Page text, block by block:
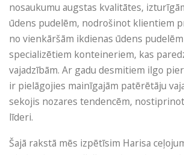
nosaukumu augstas kvalitātes,
ūdens pudelēm, nodrošinot klientiem
no vienkāršām ikdienas ūdens
specializētiem konteineriem, kas
vajadzībām. Ar gadu desmitiem ilgo
ir pielāgojies mainīgajām patērētāju
sekojis nozares tendencēm,
līderi.
Šajā rakstā mēs izpētīsim Harisa